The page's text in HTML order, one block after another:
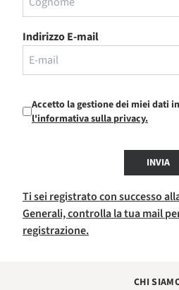
Indirizzo E-mail
Accetto la gestione dei miei dati
l'informativa sulla privacy.
INVIA
Ti sei registrato con successo
Generali, controlla la tua mail
registrazione.
CHI